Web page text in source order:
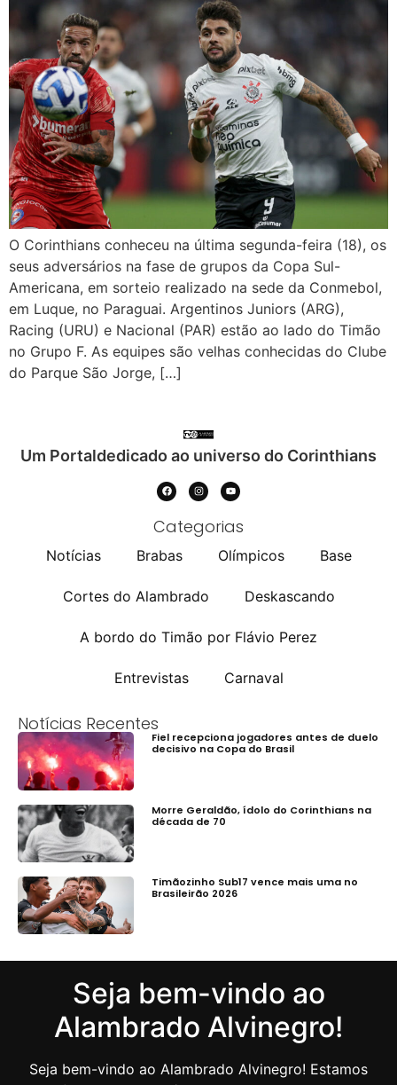
O Corinthians conheceu na última segunda-feira (18), os
seus adversários na fase de grupos da Copa Sul-
Americana, em sorteio realizado na sede da Conmebol,
em Luque, no Paraguai. Argentinos Juniors (ARG),
Racing (URU) e Nacional (PAR) estão ao lado do Timão
no Grupo F. As equipes são velhas conhecidas do Clube
do Parque São Jorge, […]
Um Portaldedicado ao universo do Corinthians
Categorias
Notícias Brabas Olímpicos Base
Cortes do Alambrado Deskascando
A bordo do Timão por Flávio Perez
Entrevistas Carnaval
Notícias Recentes
Fiel recepciona jogadores antes de duelo
decisivo na Copa do Brasil
Morre Geraldão, ídolo do Corinthians na
década de 70
Timãozinho Sub17 vence mais uma no
Brasileirão 2026
Seja bem-vindo ao
Alambrado Alvinegro!
Seja bem-vindo ao Alambrado Alvinegro! Estamos